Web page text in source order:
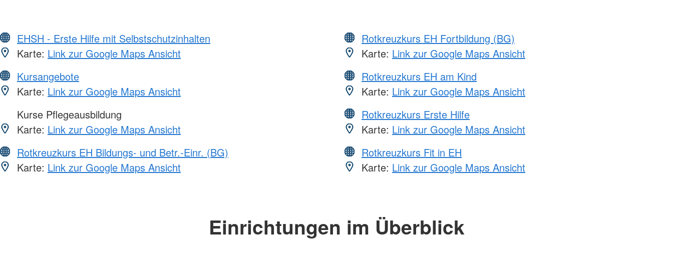
EHSH - Erste Hilfe mit Selbstschutzinhalten
Karte: Link zur Google Maps Ansicht
Kursangebote
Karte: Link zur Google Maps Ansicht
Kurse Pflegeausbildung
Karte: Link zur Google Maps Ansicht
Rotkreuzkurs EH Bildungs- und Betr.-Einr. (BG)
Karte: Link zur Google Maps Ansicht
Rotkreuzkurs EH Fortbildung (BG)
Karte: Link zur Google Maps Ansicht
Rotkreuzkurs EH am Kind
Karte: Link zur Google Maps Ansicht
Rotkreuzkurs Erste Hilfe
Karte: Link zur Google Maps Ansicht
Rotkreuzkurs Fit in EH
Karte: Link zur Google Maps Ansicht
Einrichtungen im Überblick